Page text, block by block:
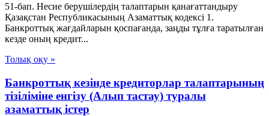
51-бап. Несие берушiлердiң талаптарын қанағаттандыру
Қазақстан Республикасының Азаматтық кодексi 1.
Банкроттық жағдайларын қоспағанда, заңды тұлға таратылған
кезде оның кредит...
Толық оқу »
Банкроттық кезінде кредиторлар талаптарының
тізіліміне енгізу (Алып тастау) туралы
азаматтық істер